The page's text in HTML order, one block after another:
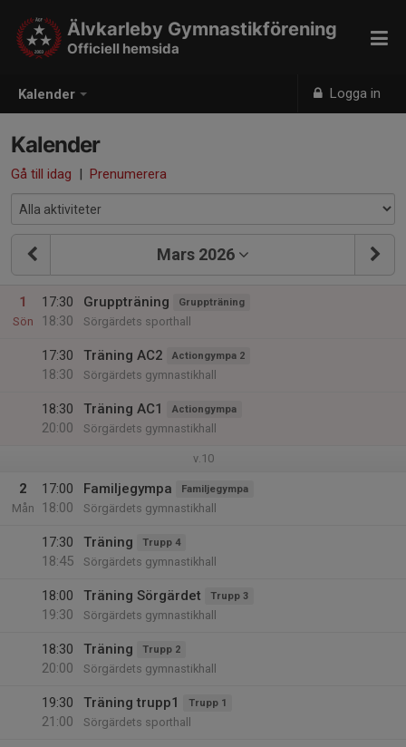
Kalender Logga in
Älvkarleby Gymnastikförening
Officiell hemsida
Kalender
Gå till idag | Prenumerera
Mars 2026
1
Sön
17:30
18:30
Gruppträning Gruppträning
Sörgärdets sporthall
17:30
18:30
Träning AC2 Actiongympa 2
Sörgärdets gymnastikhall
18:30
20:00
Träning AC1 Actiongympa
Sörgärdets gymnastikhall
v.10
2
Mån
17:00
18:00
Familjegympa Familjegympa
Sörgärdets gymnastikhall
17:30
18:45
Träning Trupp 4
Sörgärdets gymnastikhall
18:00
19:30
Träning Sörgärdet Trupp 3
Sörgärdets gymnastikhall
18:30
20:00
Träning Trupp 2
Sörgärdets gymnastikhall
19:30
21:00
Träning trupp1 Trupp 1
Sörgärdets sporthall